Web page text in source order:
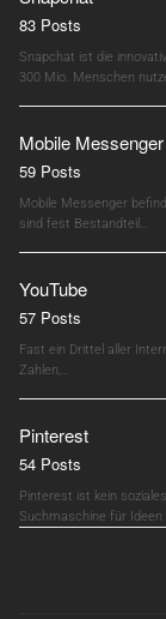
83 Posts
Snapchat ist die
300 Mio. Menschen
Mobile Messenger
59 Posts
Mobile Messenger
sind fest Bestandteil…
YouTube
57 Posts
Fast ein Drittel aller
Zahlen,…
Pinterest
54 Posts
Pinterest ist kein
Suchmaschine für Ideen